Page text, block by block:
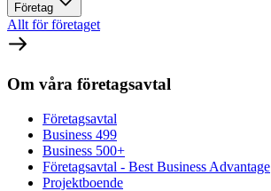
Företag
Allt för företaget
Om våra företagsavtal
Företagsavtal
Business 499
Business 500+
Företagsavtal - Best Business Advantage
Projektboende